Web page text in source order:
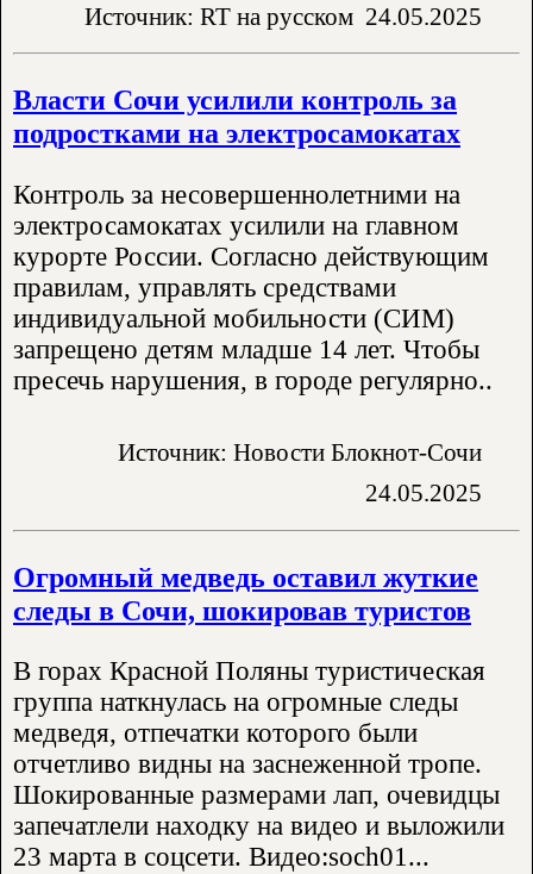
Источник: RT на русском 24.05.2025
Власти Сочи усилили контроль за
подростками на электросамокатах
Контроль за несовершеннолетними на
электросамокатах усилили на главном
курорте России. Согласно действующим
правилам, управлять средствами
индивидуальной мобильности (СИМ)
запрещено детям младше 14 лет. Чтобы
пресечь нарушения, в городе регулярно..
Источник: Новости Блокнот-Сочи
24.05.2025
Огромный медведь оставил жуткие
следы в Сочи, шокировав туристов
В горах Красной Поляны туристическая
группа наткнулась на огромные следы
медведя, отпечатки которого были
отчетливо видны на заснеженной тропе.
Шокированные размерами лап, очевидцы
запечатлели находку на видео и выложили
23 марта в соцсети. Видео:soch01...